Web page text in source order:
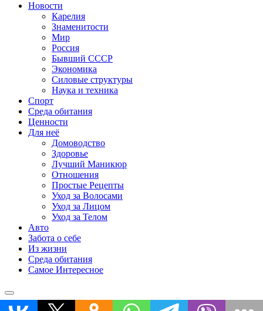
Новости
Карелия
Знаменитости
Мир
Россия
Бывший СССР
Экономика
Силовые структуры
Наука и техника
Спорт
Среда обитания
Ценности
Для неё
Домоводство
Здоровье
Лучший Маникюр
Отношения
Простые Рецепты
Уход за Волосами
Уход за Лицом
Уход за Телом
Авто
Забота о себе
Из жизни
Среда обитания
Самое Интересное